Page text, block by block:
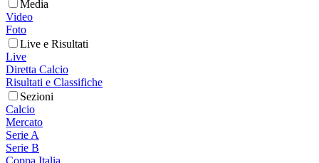
Media
Video
Foto
Live e Risultati
Live
Diretta Calcio
Risultati e Classifiche
Sezioni
Calcio
Mercato
Serie A
Serie B